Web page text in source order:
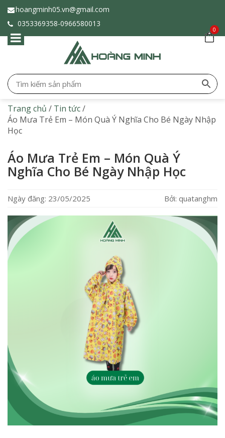
hoangminh05.vn@gmail.com
0353369358-0966580013
0
Trang chủ / Tin tức/
Áo Mưa Trẻ Em – Món Quà Ý Nghĩa Cho Bé Ngày Nhập
Học
Áo Mưa Trẻ Em – Món Quà Ý
Nghĩa Cho Bé Ngày Nhập Học
Ngày đăng: 23/05/2025 Bởi: quatanghm